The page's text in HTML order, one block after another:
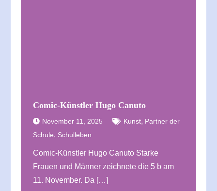
Comic-Künstler Hugo Canuto
November 11, 2025 Kunst, Partner der
Schule, Schulleben
Comic-Künstler Hugo Canuto Starke
Frauen und Männer zeichnete die 5 b am
11. November. Da […]